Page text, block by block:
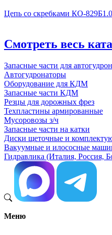
Цепь со скребками КО-
Смотреть весь
Запасные части для
Автогудронаторы
Оборудование для КДМ
Запасные части КДМ
Резцы для дорожных фрез
Техпластины армированные
Мусоровозы з/ч
Запасные части на катки
Диски щеточные и
Вакуумные и илососные
Гидравлика (Италия, Россия,
Меню